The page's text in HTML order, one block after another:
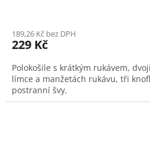
189,26 Kč bez DPH
229 Kč
Polokošile s krátkým rukávem,
límce a manžetách rukávu, tři
postranní švy.